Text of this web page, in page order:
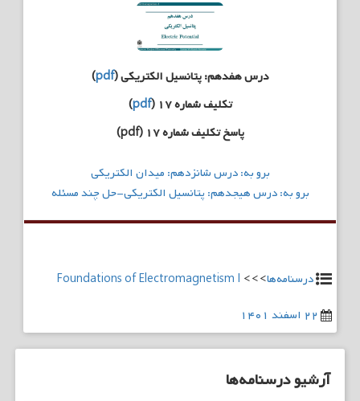
درس هفدهم: پتانسیل الکتریکی (pdf
)
تکلیف شماره ۱۷ (
pdf
)
پاسخ تکلیف شماره ۱۷ (pdf)
نوشته
برو به: درس شانزدهم: میدان الکتریکی
برو به: درس هیجدهم: پتانسیل الکتریکی-حل چند مسئله
درسنامه‌ها>>>
Foundations of Electromagnetism I
۲۲ اسفند ۱۴۰۱
آرشیو درسنامه‌ها